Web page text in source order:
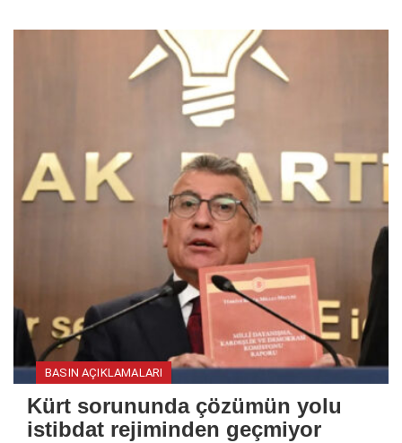
BASIN AÇIKLAMALARI
Kürt sorununda çözümün yolu
istibdat rejiminden geçmiyor